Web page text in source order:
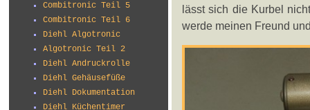
Combitronic Teil 5
Combitronic Teil 6
Diehl Algotronic
Algotronic Teil 2
Diehl Andruckrolle
Diehl Gehäusefüße
Diehl Dokumentation
Diehl Küchentimer
lässt sich die Kurbel
werde meinen Freund